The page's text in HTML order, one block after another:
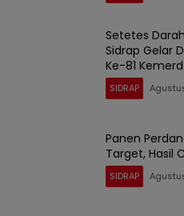
Setetes
Sidrap Gelar
Ke-81
SIDRAP
Panen
Target, Hasil
SIDRAP